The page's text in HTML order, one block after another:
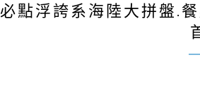
必點浮誇系海陸大拼盤.